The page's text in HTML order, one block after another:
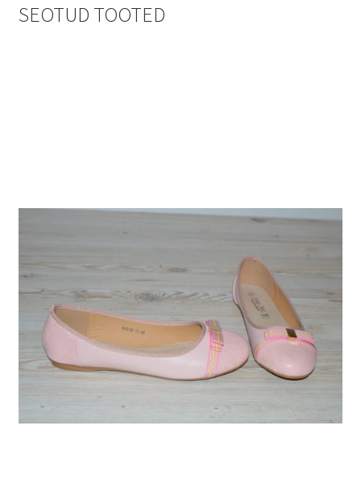
SEOTUD TOOTED